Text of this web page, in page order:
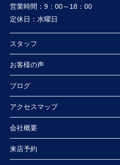
営業時間： 9：00～18：00
定休日： 水曜日
スタッフ
お客様の声
ブログ
アクセスマップ
会社概要
来店予約